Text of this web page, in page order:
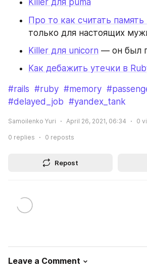
Killer для puma
Про то как считать память
только для настоящих
Killer для unicorn — он был
Как дебажить утечки в
#rails #ruby #memory
#delayed_job #yandex_tank
Samoilenko Yuri April 26, 2021, 06:34 0
0 replies 0 reposts
Repost
Leave a Comment